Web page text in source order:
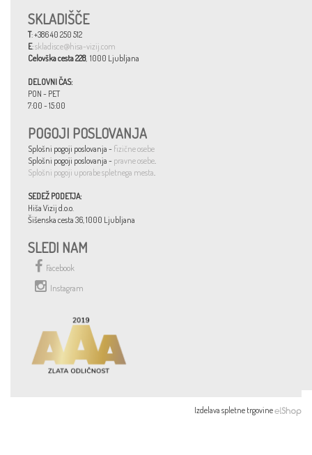
SKLADIŠČE
T: +386 40 250 512
E:skladisce@hisa-vizij.com
Celovška cesta 228, 1000 Ljubljana
DELOVNI ČAS:
PON - PET
7:00 - 15:00
POGOJI POSLOVANJA
Splošni pogoji poslovanja - fizične osebe
Splošni pogoji poslovanja - pravne osebe.
Splošni pogoji uporabe spletnega mesta.
SEDEŽ PODETJA:
Hiša Vizij d.o.o.
Šišenska cesta 36, 1000 Ljubljana
SLEDI NAM
Facebook
Instagram
Izdelava spletne trgovine